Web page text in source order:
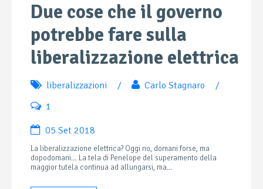
Due cose che il governo
potrebbe fare sulla
liberalizzazione elettrica
liberalizzazioni / Carlo Stagnaro
/
1
05 Set 2018
La liberalizzazione elettrica? Oggi no, domani forse, ma
dopodomani… La tela di Penelope del superamento della
maggior tutela continua ad allungarsi, ma...